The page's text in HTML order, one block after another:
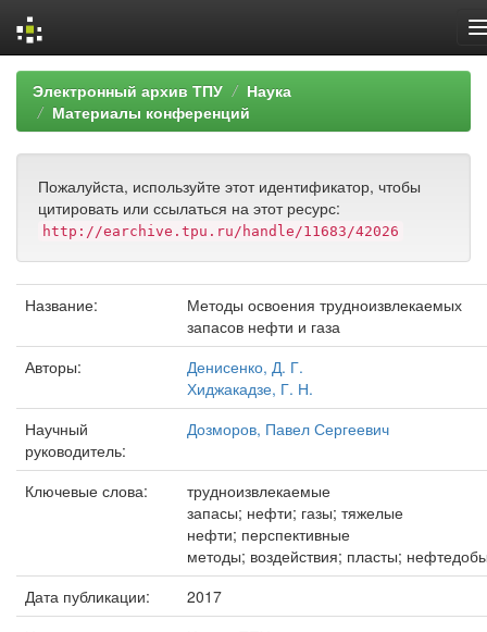
Skip
navigation
Электронный архив ТПУ
Наука
Материалы конференций
Пожалуйста, используйте этот идентификатор, чтобы
цитировать или ссылаться на этот ресурс:
http://earchive.tpu.ru/handle/11683/42026
Название:
Методы освоения трудноизвлекаемых
запасов нефти и газа
Авторы:
Денисенко, Д. Г.
Хиджакадзе, Г. Н.
Научный
руководитель:
Дозморов, Павел Сергеевич
Ключевые слова:
трудноизвлекаемые
запасы; нефти; газы; тяжелые
нефти; перспективные
методы; воздействия; пласты;
Дата публикации:
2017